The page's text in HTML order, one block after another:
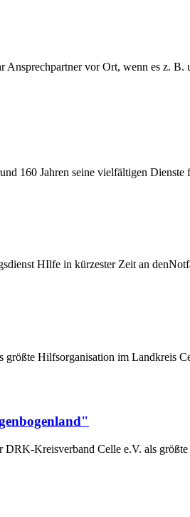
vor Ort, wenn es z.
160 Jahren seine vielfältigen
HIlfe in kürzester Zeit an
Hilfsorganisation im Landkreis
Kreisverband Celle e.V. als